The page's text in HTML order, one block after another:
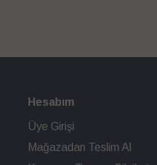
Hesabım
Üye Girişi
Mağazadan Teslim Al